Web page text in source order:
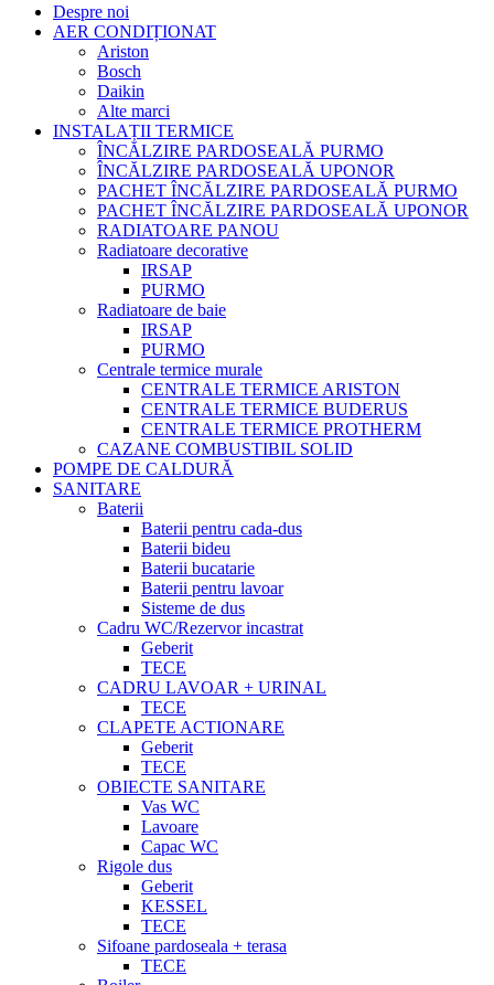
Despre noi
AER CONDIȚIONAT
Ariston
Bosch
Daikin
Alte marci
INSTALAȚII TERMICE
ÎNCĂLZIRE PARDOSEALĂ PURMO
ÎNCĂLZIRE PARDOSEALĂ UPONOR
PACHET ÎNCĂLZIRE PARDOSEALĂ PURMO
PACHET ÎNCĂLZIRE PARDOSEALĂ UPONOR
RADIATOARE PANOU
Radiatoare decorative
IRSAP
PURMO
Radiatoare de baie
IRSAP
PURMO
Centrale termice murale
CENTRALE TERMICE ARISTON
CENTRALE TERMICE BUDERUS
CENTRALE TERMICE PROTHERM
CAZANE COMBUSTIBIL SOLID
POMPE DE CALDURĂ
SANITARE
Baterii
Baterii pentru cada-dus
Baterii bideu
Baterii bucatarie
Baterii pentru lavoar
Sisteme de dus
Cadru WC/Rezervor incastrat
Geberit
TECE
CADRU LAVOAR + URINAL
TECE
CLAPETE ACTIONARE
Geberit
TECE
OBIECTE SANITARE
Vas WC
Lavoare
Capac WC
Rigole dus
Geberit
KESSEL
TECE
Sifoane pardoseala + terasa
TECE